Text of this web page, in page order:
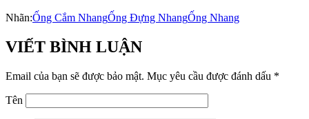
Nhãn:Ống Cắm NhangỐng Đựng NhangỐng Nhang
VIẾT BÌNH LUẬN
Email của bạn sẽ được bảo mật. Mục yêu cầu được đánh dấu *
Tên